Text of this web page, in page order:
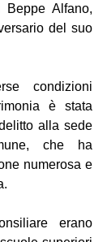
Beppe Alfano,
del suo
condizioni
è stata
alla sede
che ha
numerosa e
erano